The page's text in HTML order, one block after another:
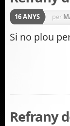
16 ANYS per
Si no plou
Refrany